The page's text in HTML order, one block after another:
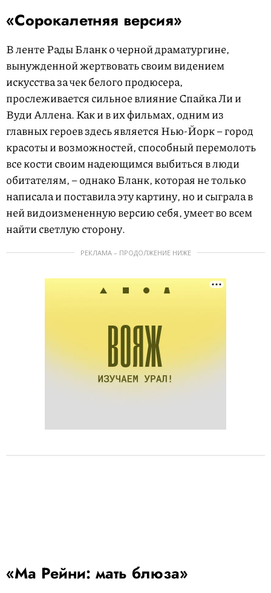
«Сорокалетняя версия»
В ленте Рады Бланк о черной драматургине,
вынужденной жертвовать своим видением
искусства за чек белого продюсера,
прослеживается сильное влияние Спайка Ли и
Вуди Аллена. Как и в их фильмах, одним из
главных героев здесь является Нью-Йорк – город
красоты и возможностей, способный перемолоть
все кости своим надеющимся выбиться в люди
обитателям, – однако Бланк, которая не только
написала и поставила эту картину, но и сыграла в
ней видоизмененную версию себя, умеет во всем
найти светлую сторону.
РЕКЛАМА – ПРОДОЛЖЕНИЕ НИЖЕ
«Ма Рейни: мать блюза»